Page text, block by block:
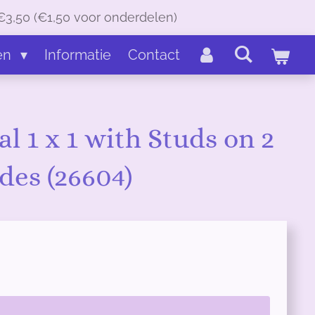
(€1,50 voor onderdelen)
Informatie Contact
1 x 1 with Studs on 2
(26604)